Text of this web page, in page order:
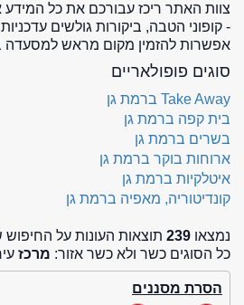
צוות האתר ריכז עבורכם את כל
- קופוני הטבה, ביקורות גולשים
אפשרות להזמין מקום מראש למסעדה
סוגים פופולאריים
Take Away ברמת גן
בית קפה ברמת גן
בשרים ברמת גן
ארוחות בוקר ברמת גן
איטלקיות ברמת גן
קונדיטוריה, מאפיה ברמת גן
נמצאו 239 תוצאות העונות על
כל הסוגים כשר ולא כשר אזור: מרכז
הסרת מסננים